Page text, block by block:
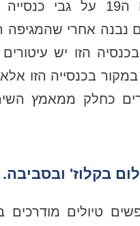
נבנתה במאה ה19 על גבי
נבנה אחרי שהמגיפה
הזו יש עיטורים
בכנסייה הזו
כחלק ממאמץ
בקלוז' ובסביבה.
טיולים מודרכים